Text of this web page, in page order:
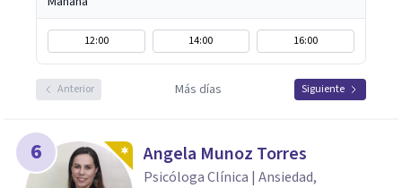
12:00 14:00 16:00
Anterior Más días Siguiente
6 Angela Munoz Torres
Psicóloga Clínica | Ansiedad,